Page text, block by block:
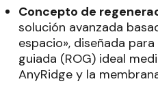
Concepto de
solución avanzada
espacio», diseñada
guiada (ROG) ideal
AnyRidge y la